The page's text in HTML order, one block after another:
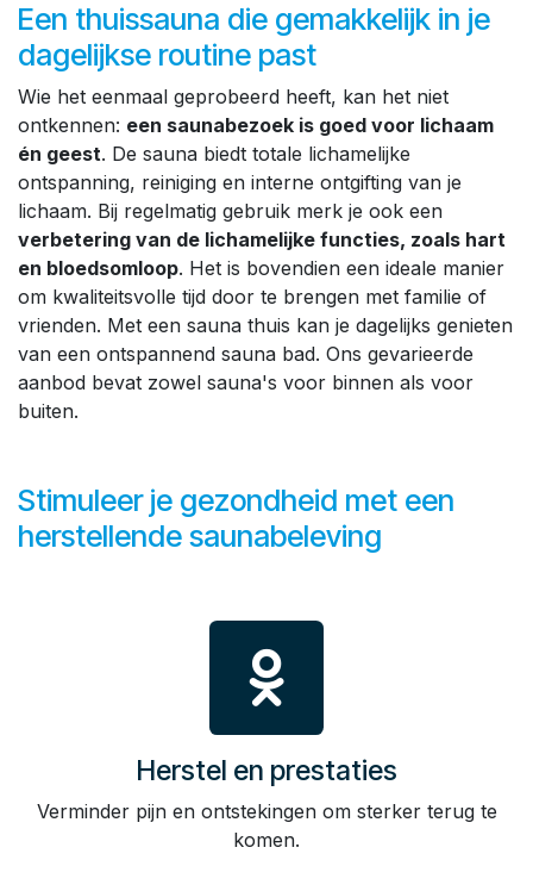
Een thuissauna die gemakkelijk in je
dagelijkse routine past
Wie het eenmaal geprobeerd heeft, kan het niet
ontkennen: een saunabezoek is goed voor lichaam
én geest. De sauna biedt totale lichamelijke
ontspanning, reiniging en interne ontgifting van je
lichaam. Bij regelmatig gebruik merk je ook een
verbetering van de lichamelijke functies, zoals hart
en bloedsomloop. Het is bovendien een ideale manier
om kwaliteitsvolle tijd door te brengen met familie of
vrienden. Met een sauna thuis kan je dagelijks genieten
van een ontspannend sauna bad. Ons gevarieerde
aanbod bevat zowel sauna's voor binnen als voor
buiten.
Stimuleer je gezondheid met een
herstellende saunabeleving
Herstel en prestaties
Verminder pijn en ontstekingen om sterker terug te
komen.